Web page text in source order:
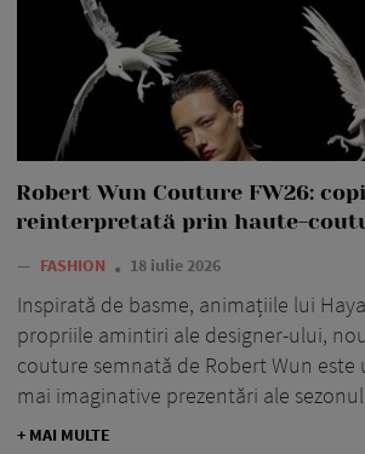
Robert Wun Couture FW26:
reinterpretată prin haute-
— FASHION 18 iulie 2026
Inspirată de basme, animațiile lui
propriile amintiri ale designer-ului,
couture semnată de Robert Wun este
mai imaginative prezentări ale
+ MAI MULTE